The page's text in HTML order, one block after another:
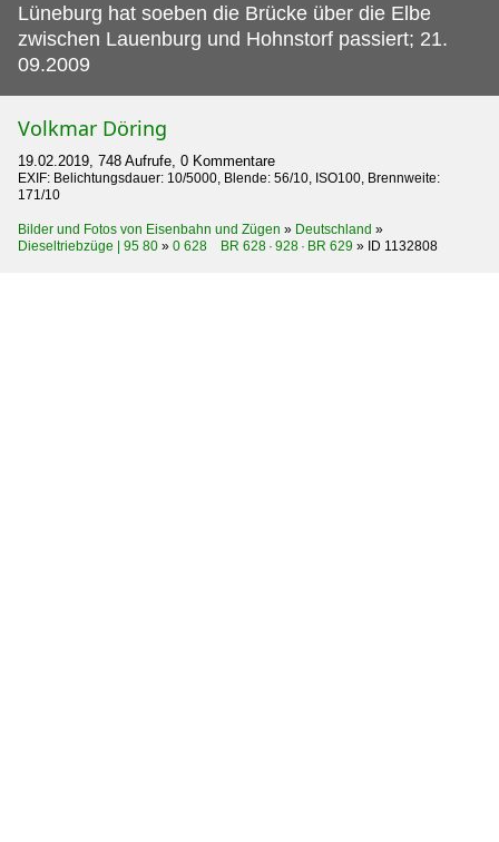
Lüneburg hat soeben die Brücke über die Elbe
zwischen Lauenburg und Hohnstorf passiert; 21.
09.2009
Volkmar Döring
19.02.2019, 748 Aufrufe, 0 Kommentare
EXIF: Belichtungsdauer: 10/5000, Blende: 56/10, ISO100, Brennweite:
171/10
Bilder und Fotos von Eisenbahn und Zügen » Deutschland »
Dieseltriebzüge | 95 80 » 0 628 BR 628 · 928 · BR 629 » ID 1132808